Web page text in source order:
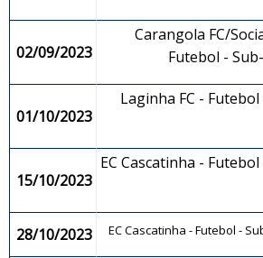
02/09/2023
Carangola FC/
Futebol -
01/10/2023
Laginha FC -
15/10/2023
EC Cascatinha -
28/10/2023 EC Cascatinha - Futebol -